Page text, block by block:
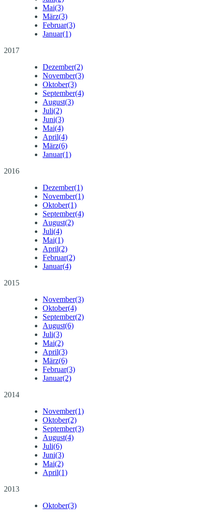
Mai(3)
März(3)
Februar(3)
Januar(1)
2017
Dezember(2)
November(3)
Oktober(3)
September(4)
August(3)
Juli(2)
Juni(3)
Mai(4)
April(4)
März(6)
Januar(1)
2016
Dezember(1)
November(1)
Oktober(1)
September(4)
August(2)
Juli(4)
Mai(1)
April(2)
Februar(2)
Januar(4)
2015
November(3)
Oktober(4)
September(2)
August(6)
Juli(3)
Mai(2)
April(3)
März(6)
Februar(3)
Januar(2)
2014
November(1)
Oktober(2)
September(3)
August(4)
Juli(6)
Juni(3)
Mai(2)
April(1)
2013
Oktober(3)